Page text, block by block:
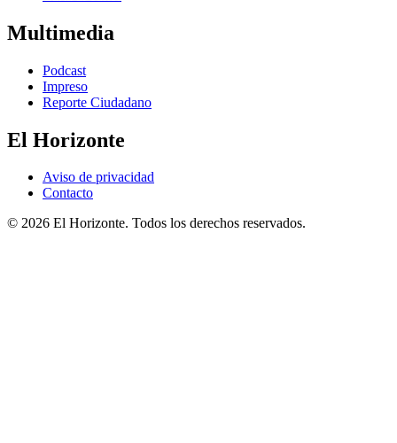
Multimedia
Podcast
Impreso
Reporte Ciudadano
El Horizonte
Aviso de privacidad
Contacto
© 2026 El Horizonte. Todos los derechos reservados.